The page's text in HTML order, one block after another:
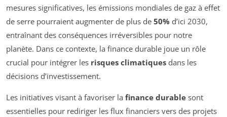
mesures significatives, les émissions mondiales de gaz à effet
de serre pourraient augmenter de plus de 50% d’ici 2030,
entraînant des conséquences irréversibles pour notre
planète. Dans ce contexte, la finance durable joue un rôle
crucial pour intégrer les risques climatiques dans les
décisions d’investissement.
Les initiatives visant à favoriser la finance durable sont
essentielles pour rediriger les flux financiers vers des projets